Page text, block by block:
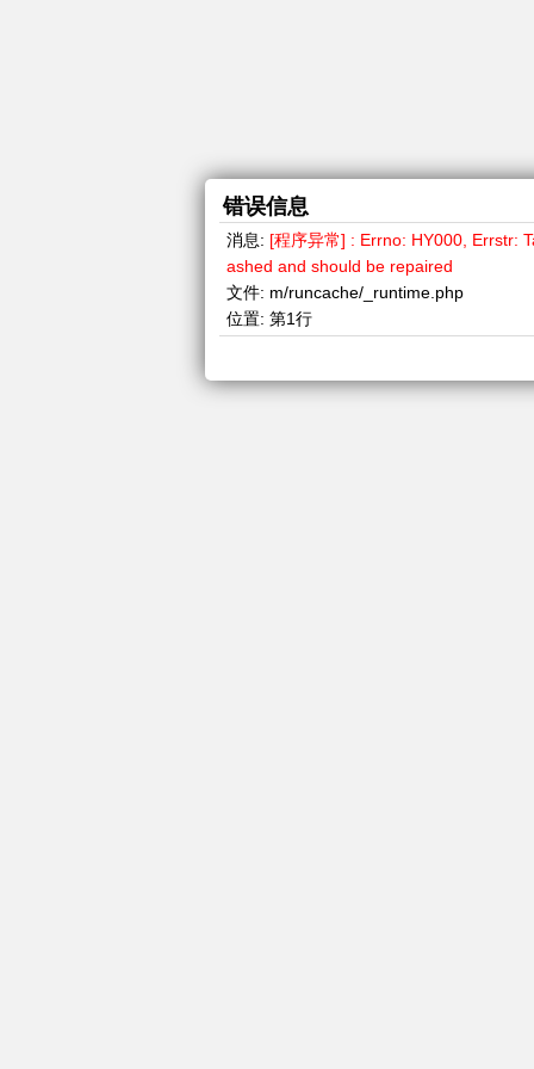
错误信息
消息: [程序异常] : Errno: HY000, Errstr:
ashed and should be repaired
文件: m/runcache/_runtime.php
位置: 第1行